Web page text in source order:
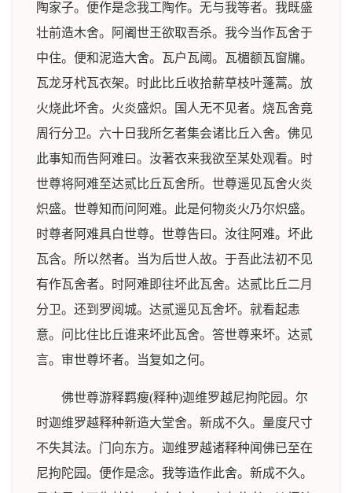
陶家子。便作是念我工陶作。无与我等者。我既盛
壮前造木舍。阿阇世王欲取吾杀。我今当作瓦舍于
中住。便和泥造大舍。瓦户瓦阈。瓦楣额瓦窗牖。
瓦龙牙杙瓦衣架。时此比丘收拾薪草枝叶蓬蒿。放
火烧此坏舍。火炎盛炽。国人无不见者。烧瓦舍竟
周行分卫。六十日我所乞者集会诸比丘入舍。佛见
此事知而告阿难曰。汝著衣来我欲至某处观看。时
世尊将阿难至达贰比丘瓦舍所。世尊遥见瓦舍火炎
炽盛。世尊知而问阿难。此是何物炎火乃尔炽盛。
时尊者阿难具白世尊。世尊告曰。汝往阿难。坏此
瓦含。所以然者。当为后世人故。于吾此法初不见
有作瓦舍者。时阿难即往坏此瓦舍。达贰比丘二月
分卫。还到罗阅城。达贰遥见瓦舍坏。就看起恚
意。问比住比丘谁来坏此瓦舍。答世尊来坏。达贰
言。审世尊坏者。当复如之何。
佛世尊游释羁瘦(释种)迦维罗越尼拘陀园。尔
时迦维罗越释种新造大堂舍。新成不久。量度尺寸
不失其法。门向东方。迦维罗越诸释种闻佛已至在
尼拘陀园。便作是念。我等造作此舍。新成不久。